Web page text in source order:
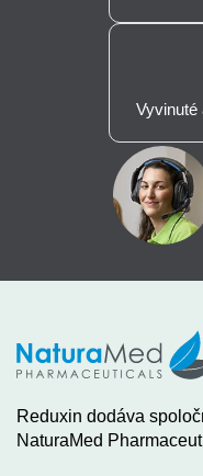
Vyvinuté
Reduxin dodáva
NaturaMed